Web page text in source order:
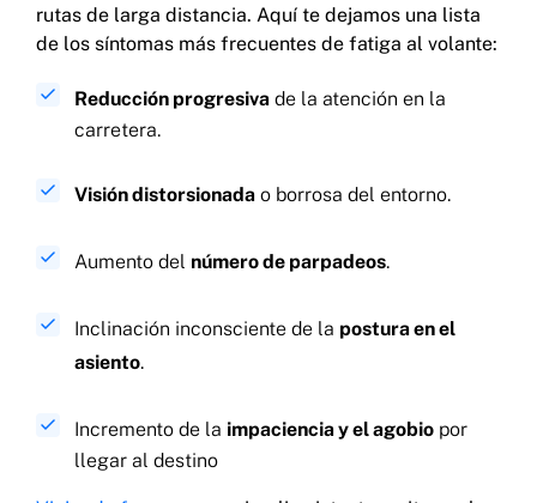
rutas de larga distancia. Aquí te dejamos una lista
de los síntomas más frecuentes de fatiga al volante:
Reducción progresiva de la atención en la
carretera.
Visión distorsionada o borrosa del entorno.
Aumento del número de parpadeos.
Inclinación inconsciente de la postura en el
asiento.
Incremento de la impaciencia y el agobio por
llegar al destino